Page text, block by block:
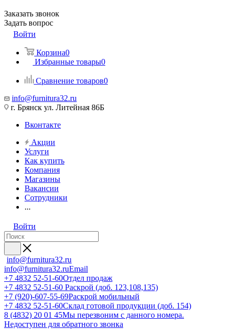
Заказать звонок
Задать вопрос
Войти
Корзина0
Избранные товары0
Сравнение товаров0
info@furnitura32.ru
г. Брянск ул. Литейная 86Б
Вконтакте
Акции
Услуги
Как купить
Компания
Магазины
Вакансии
Сотрудники
...
Войти
info@furnitura32.ru
info@furnitura32.ruEmail
+7 4832 52-51-60Отдел продаж
+7 4832 52-51-60 Раскрой (доб. 123,108,135)
+7 (920)-607-55-69Раскрой мобильный
+7 4832 52-51-60Склад готовой продукции (доб. 154)
8 (4832) 20 01 45Мы перезвоним с данного номера.
Недоступен для обратного звонка